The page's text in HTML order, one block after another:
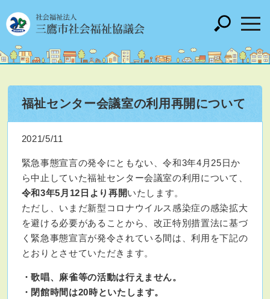
福祉センター会議室の利用再開について
2021/5/11
緊急事態宣言の発令にともない、令和3年4月25日か
ら中止していた福祉センター会議室の利用について、
令和3年5月12日より再開いたします。
ただし、いまだ新型コロナウイルス感染症の感染拡大
を避ける必要があることから、改正特別措置法に基づ
く緊急事態宣言が発令されている間は、利用を下記の
とおりとさせていただきます。
・歌唱、麻雀等の活動は行えません。
・閉館時間は20時といたします。